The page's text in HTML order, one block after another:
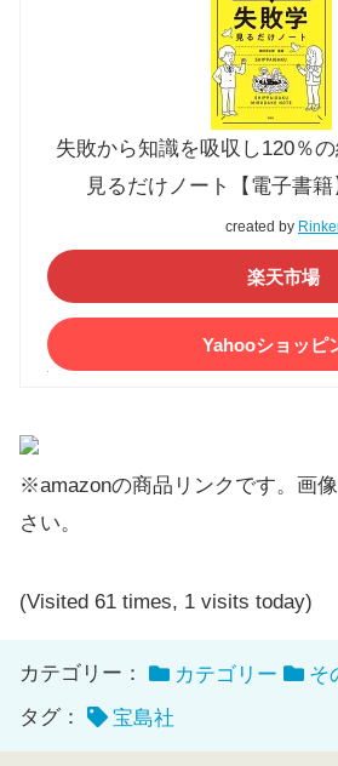
失敗から知識を吸収し120％
見るだけノート【電子書
created by
楽天市場
Yahooショッピ
※amazonの商品リンクです。画
さい。
(Visited 61 times, 1 visits today)
カテゴリー： カテゴリー
そ
タグ：
宝島社